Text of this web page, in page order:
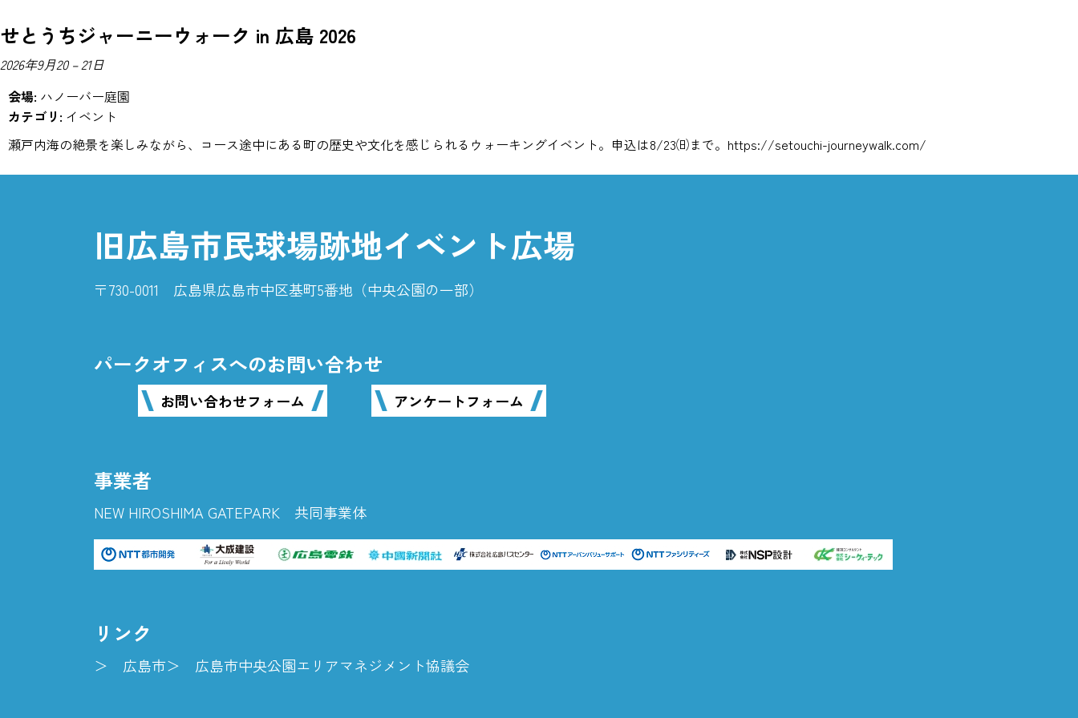
せとうちジャーニーウォーク in 広島 2026
2026年9月20–21日
会場: ハノーバー庭園
カテゴリ: イベント
瀬戸内海の絶景を楽しみながら、コース途中にある町の歴史や文化を感じられるウォーキングイベント。申込は8/23㈰まで。https://setouchi-journeywalk.com/
旧広島市民球場跡地イベント広場
〒730-0011 広島県広島市中区基町5番地（中央公園の一部）
パークオフィスへのお問い合わせ
お問い合わせフォーム アンケートフォーム
事業者
NEW HIROSHIMA GATEPARK 共同事業体
リンク
広島市 広島市中央公園エリアマネジメント協議会